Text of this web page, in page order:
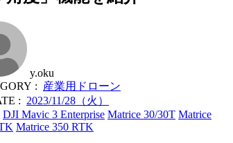
y.oku
: 産業用ドローン
: 2023/11/28（火）
DJI Mavic 3 Enterprise Matrice 30/30T Matrice
Matrice 350 RTK